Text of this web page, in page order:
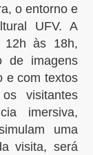
o entorno e
UFV. A
12h às 18h,
de imagens
e com textos
visitantes
imersiva,
uma
visita, será